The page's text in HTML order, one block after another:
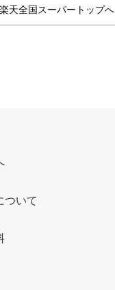
楽天全国スーパートップへ
ついて